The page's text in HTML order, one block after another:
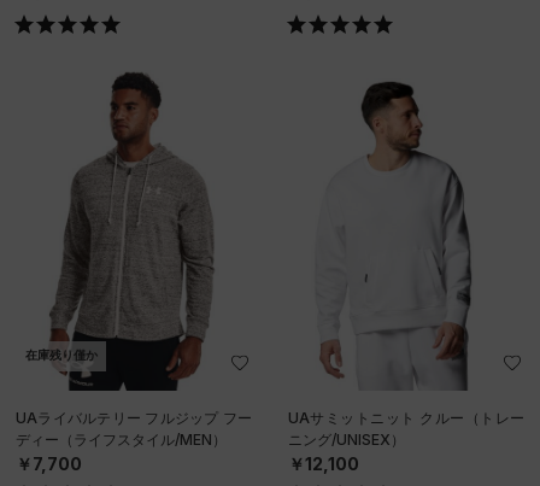
在庫残り僅か
UAライバルテリー フルジップ フー
ディー（ライフスタイル/MEN）
￥7,700
UAサミットニット クルー（トレー
ニング/UNISEX）
￥12,100